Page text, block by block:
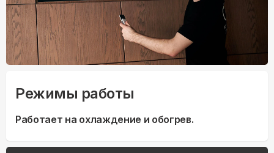
Режимы работы
Работает на охлаждение и обогрев.